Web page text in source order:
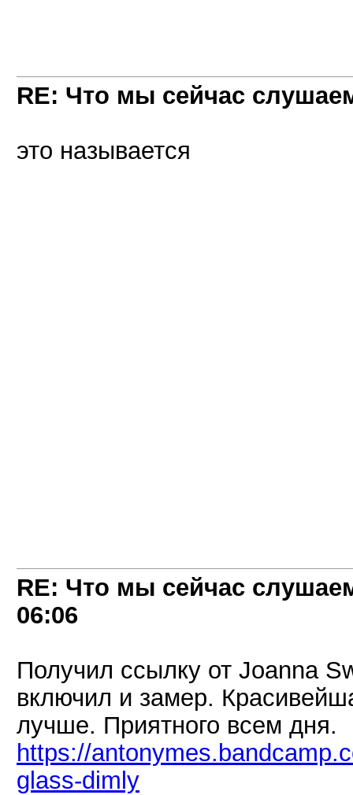
RE: Что мы сейчас
это называется
RE: Что мы сейчас
06:06
Получил ссылку от Joanna
включил и замер.
лучше. Приятного всем дня.
https://
glass-dimly